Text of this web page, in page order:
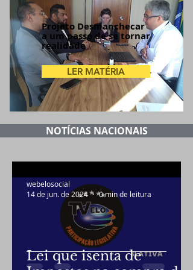
Projeto Desmanchecar
a um passo de se tornar
realidade
LER MATÉRIA
NOTÍCIAS NACIONAIS
Lei que isenta de
webelosocial
14 de jun. de 2024
0 min de leitura